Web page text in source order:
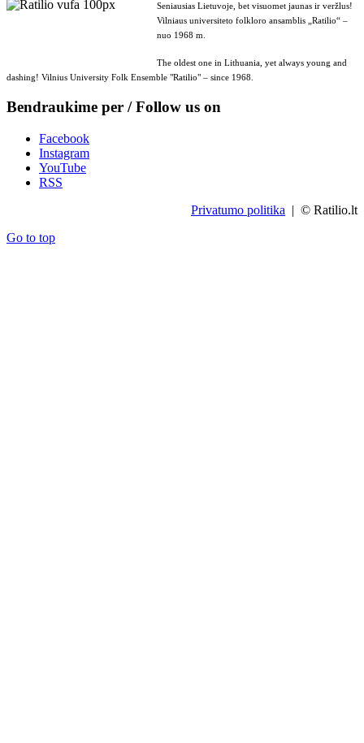
Seniausias Lietuvoje, bet visuomet jaunas ir veržlus!
Vilniaus universiteto folkloro ansamblis „Ratilio“ –
nuo 1968 m.
The oldest one in Lithuania, yet always young and
dashing! Vilnius University Folk Ensemble "Ratilio" – since 1968.
Bendraukime per / Follow us on
Facebook
Instagram
YouTube
RSS
Privatumo politika | © Ratilio.lt
Go to top